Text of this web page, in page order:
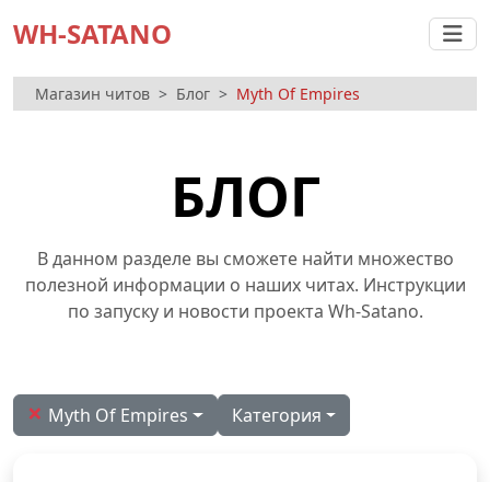
WH-SATANO
Магазин читов Блог Myth Of Empires
БЛОГ
В данном разделе вы сможете найти множество
полезной информации о наших читах. Инструкции
по запуску и новости проекта Wh-Satano.
× Myth Of Empires Категория